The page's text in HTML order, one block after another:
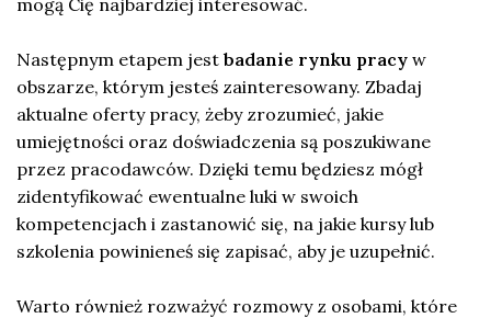
Następnym etapem jest badanie rynku pracy w
obszarze, którym jesteś zainteresowany. Zbadaj
aktualne oferty pracy, żeby zrozumieć, jakie
umiejętności oraz doświadczenia są poszukiwane
przez pracodawców. Dzięki temu będziesz mógł
zidentyfikować ewentualne luki w swoich
kompetencjach i zastanowić się, na jakie kursy lub
szkolenia powinieneś się zapisać, aby je uzupełnić.
Warto również rozważyć rozmowy z osobami, które